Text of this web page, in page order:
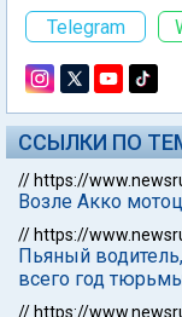
Telegram
ССЫЛКИ ПО
// https://
Возле Акко
// https://
Пьяный
всего год
// https://